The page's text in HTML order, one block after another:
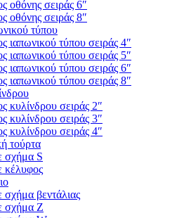
οθόνης σειράς 6″
οθόνης σειράς 8″
τύπου
ιαπωνικού τύπου σειράς 4″
ιαπωνικού τύπου σειράς 5″
ιαπωνικού τύπου σειράς 6″
ιαπωνικού τύπου σειράς 8″
κυλίνδρου σειράς 2″
κυλίνδρου σειράς 3″
κυλίνδρου σειράς 4″
τούρτα
σχήμα S
κέλυφος
σχήμα βεντάλιας
σχήμα Ζ